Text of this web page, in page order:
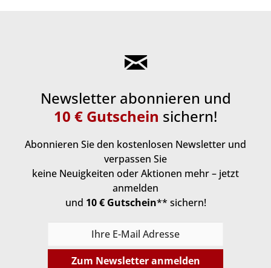
Newsletter abonnieren und
10 € Gutschein sichern!
Abonnieren Sie den kostenlosen Newsletter und
verpassen Sie
keine Neuigkeiten oder Aktionen mehr – jetzt
anmelden
und 10 € Gutschein** sichern!
Zum Newsletter anmelden